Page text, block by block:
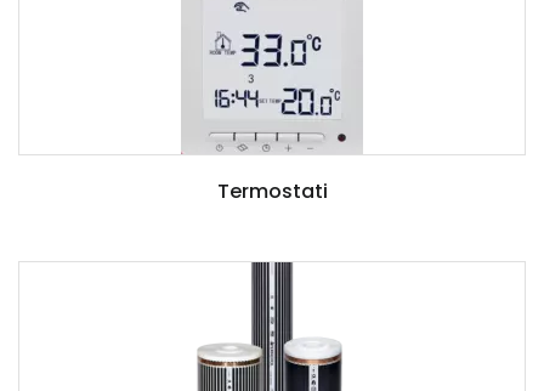
Termostati